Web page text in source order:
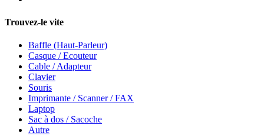
Trouvez-le vite
Baffle (Haut-Parleur)
Casque / Ecouteur
Cable / Adapteur
Clavier
Souris
Imprimante / Scanner / FAX
Laptop
Sac à dos / Sacoche
Autre